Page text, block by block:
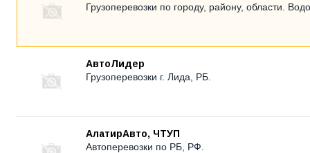
Грузоперевозки по городу, району, области.
АвтоЛидер
Грузоперевозки г. Лида, РБ.
АлатирАвто, ЧТУП
Автоперевозки по РБ, РФ.